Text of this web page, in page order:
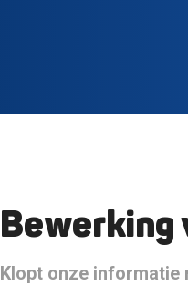
Klopt onze informatie